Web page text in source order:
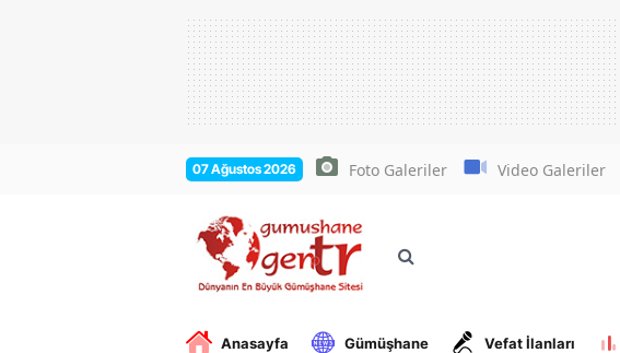
07 Ağustos 2026 Foto Galeriler Video Galeriler
Anasayfa Gümüşhane Vefat İlanları